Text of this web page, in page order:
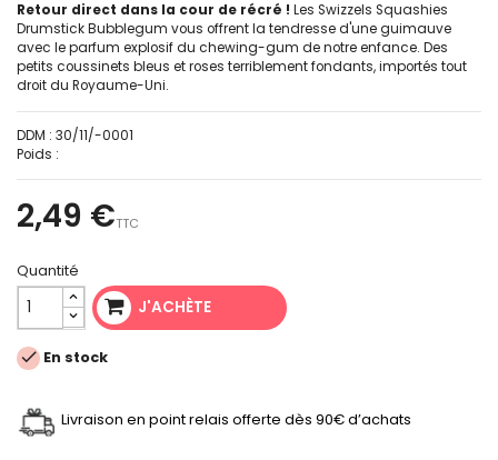
Retour direct dans la cour de récré ! Les Swizzels Squashies
Drumstick Bubblegum vous offrent la tendresse d'une guimauve
avec le parfum explosif du chewing-gum de notre enfance. Des
petits coussinets bleus et roses terriblement fondants, importés tout
droit du Royaume-Uni.
DDM : 30/11/-0001
Poids :
2,49 €TTC
Quantité
J'ACHÈTE
 En stock
Livraison en point relais offerte dès 90€ d’achats